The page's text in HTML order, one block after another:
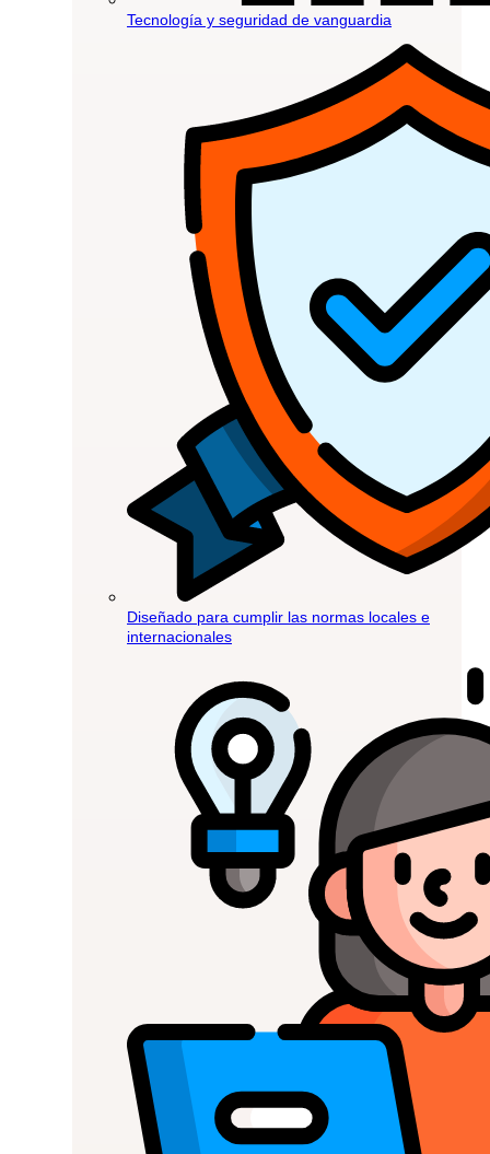
Tecnología y seguridad de vanguardia
Diseñado para cumplir las normas locales e
internacionales